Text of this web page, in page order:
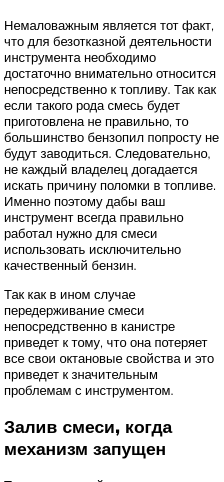
Немаловажным является тот факт,
что для безотказной деятельности
инструмента необходимо
достаточно внимательно относится
непосредственно к топливу. Так как
если такого рода смесь будет
приготовлена не правильно, то
большинство бензопил попросту не
будут заводиться. Следовательно,
не каждый владелец догадается
искать причину поломки в топливе.
Именно поэтому дабы ваш
инструмент всегда правильно
работал нужно для смеси
использовать исключительно
качественный бензин.
Так как в ином случае
передерживание смеси
непосредственно в канистре
приведет к тому, что она потеряет
все свои октановые свойства и это
приведет к значительным
проблемам с инструментом.
Залив смеси, когда
механизм запущен